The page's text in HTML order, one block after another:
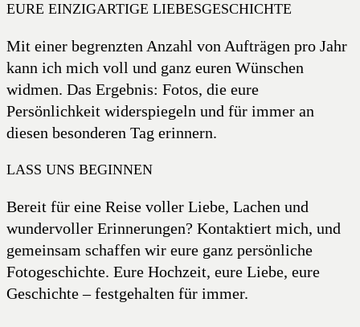
EURE EINZIGARTIGE LIEBESGESCHICHTE
Mit einer begrenzten Anzahl von Aufträgen pro Jahr
kann ich mich voll und ganz euren Wünschen
widmen. Das Ergebnis: Fotos, die eure
Persönlichkeit widerspiegeln und für immer an
diesen besonderen Tag erinnern.
LASS UNS BEGINNEN
Bereit für eine Reise voller Liebe, Lachen und
wundervoller Erinnerungen? Kontaktiert mich, und
gemeinsam schaffen wir eure ganz persönliche
Fotogeschichte. Eure Hochzeit, eure Liebe, eure
Geschichte – festgehalten für immer.